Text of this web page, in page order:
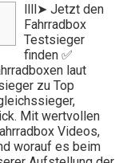
llll➤ Jetzt den
Fahrradbox
Testsieger
finden ✅
laut
zu Top
Mit wertvollen
Videos,
worauf es beim